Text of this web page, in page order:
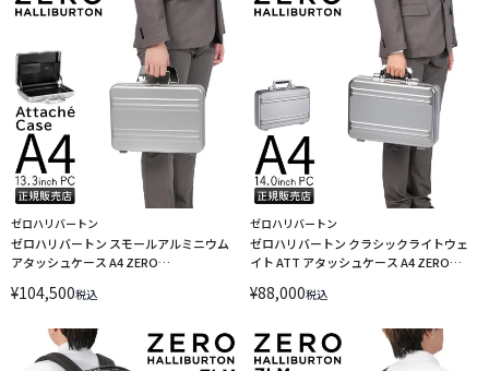
ゼロハリバートン
ゼロハリバートン スモールアルミニウム
アタッシュケース A4 ZERO
94442
¥104,500税込
ゼロハリバートン
ゼロハリバートン クラシックライトウェ
イト ATT アタッシュケース A4 ZERO
81661
¥88,000税込